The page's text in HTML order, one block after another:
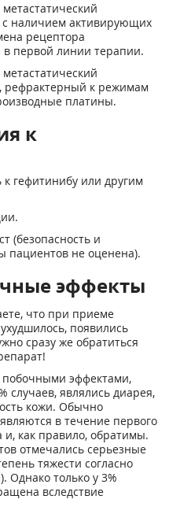
с наличием активирующих
рецептора
в первой линии терапии.
рефрактерный к режимам
платины.
к
гефитинибу или другим
(безопасность и
пациентов не оценена).
эффекты
что при приеме
появились
сразу же обратиться
эффектами,
являлись диарея,
кожи. Обычно
в течение первого
как правило, обратимы.
отмечались серьезные
тяжести согласно
Однако только у 3%
вследствие